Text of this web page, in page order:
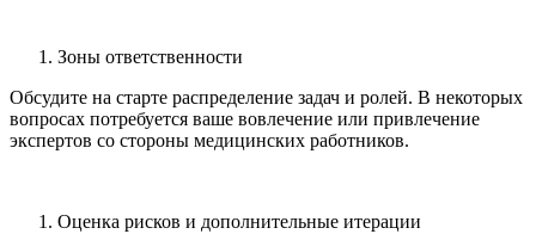
Зоны ответственности
Обсудите на старте распределение задач и ролей. В некоторых
вопросах потребуется ваше вовлечение или привлечение
экспертов со стороны медицинских работников.
Оценка рисков и дополнительные итерации